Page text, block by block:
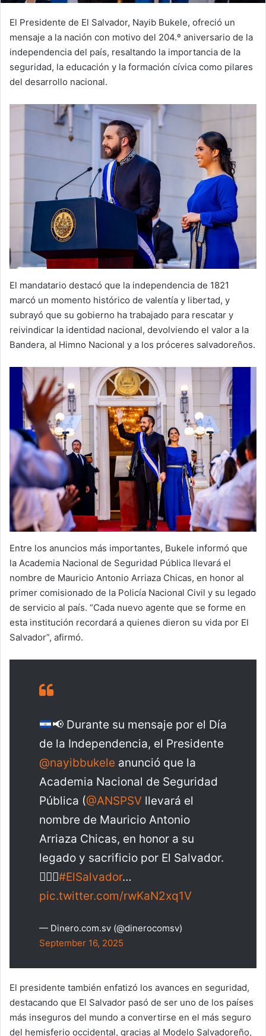
El Presidente de El Salvador, Nayib Bukele, ofreció un
mensaje a la nación con motivo del 204.º aniversario de la
independencia del país, resaltando la importancia de la
seguridad, la educación y la formación cívica como pilares
del desarrollo nacional.
El mandatario destacó que la independencia de 1821
marcó un momento histórico de valentía y libertad, y
subrayó que su gobierno ha trabajado para rescatar y
reivindicar la identidad nacional, devolviendo el valor a la
Bandera, al Himno Nacional y a los próceres salvadoreños.
Entre los anuncios más importantes, Bukele informó que
la Academia Nacional de Seguridad Pública llevará el
nombre de Mauricio Antonio Arriaza Chicas, en honor al
primer comisionado de la Policía Nacional Civil y su legado
de servicio al país. “Cada nuevo agente que se forme en
esta institución recordará a quienes dieron su vida por El
Salvador”, afirmó.
📢Durante su mensaje por el Día
de la Independencia, el Presidente
@nayibbukele anunció que la
Academia Nacional de Seguridad
Pública (@ANSPSV llevará el
nombre de Mauricio Antonio
Arriaza Chicas, en honor a su
legado y sacrificio por El Salvador.
👮‍♂️✨#ElSalvador…
pic.twitter.com/rwKaN2xq1V
— Dinero.com.sv (@dinerocomsv)
September 16, 2025
El presidente también enfatizó los avances en seguridad,
destacando que El Salvador pasó de ser uno de los países
más inseguros del mundo a convertirse en el más seguro
del hemisferio occidental, gracias al Modelo Salvadoreño,